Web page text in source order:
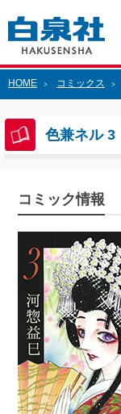
HOME > コミックス >
色兼ネル 3
コミック情報